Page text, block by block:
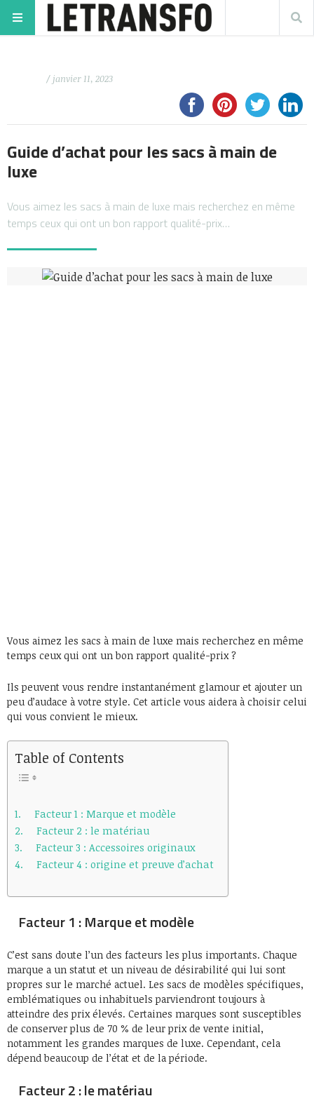
/ janvier 11, 2023
Guide d’achat pour les sacs à main de
luxe
Vous aimez les sacs à main de luxe mais recherchez en même
temps ceux qui ont un bon rapport qualité-prix…
Vous aimez les sacs à main de luxe mais recherchez en même
temps ceux qui ont un bon rapport qualité-prix ?
Ils peuvent vous rendre instantanément glamour et ajouter un
peu d’audace à votre style. Cet article vous aidera à choisir celui
qui vous convient le mieux.
Table of Contents
Facteur 1 : Marque et modèle
Facteur 2 : le matériau
Facteur 3 : Accessoires originaux
Facteur 4 : origine et preuve d’achat
Facteur 1 : Marque et modèle
C’est sans doute l’un des facteurs les plus importants. Chaque
marque a un statut et un niveau de désirabilité qui lui sont
propres sur le marché actuel. Les sacs de modèles spécifiques,
emblématiques ou inhabituels parviendront toujours à
atteindre des prix élevés. Certaines marques sont susceptibles
de conserver plus de 70 % de leur prix de vente initial,
notamment les grandes marques de luxe. Cependant, cela
dépend beaucoup de l’état et de la période.
Facteur 2 : le matériau